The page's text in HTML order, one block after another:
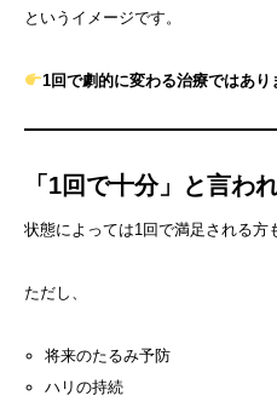
というイメージです。
1回で劇的に変わる治療ではあり
「1回で十分」と言わ
状態によっては1回で満足される方
ただし、
将来のたるみ予防
ハリの持続